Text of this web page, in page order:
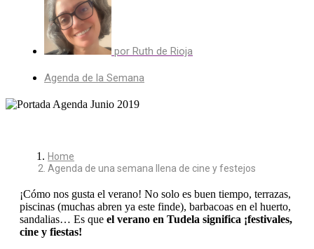
por Ruth de Rioja
Agenda de la Semana
Home
Agenda de una semana llena de cine y festejos
¡Cómo nos gusta el verano! No solo es buen tiempo, terrazas,
piscinas (muchas abren ya este finde), barbacoas en el huerto,
sandalias… Es que el verano en Tudela significa ¡festivales,
cine y fiestas!